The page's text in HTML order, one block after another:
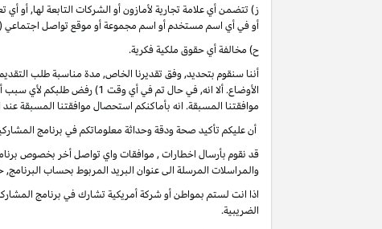
ز) تتضمن أي علامة تجارية لأمازون أو الشركات التابعة لها,
أو في أي اسم مستخدم أو اسم مجموعة أو موقع تواصل اجتماعي
ح) مخالفة أي حقوق ملكية فكرية.
أننا سنقوم بتحديد, وفق تقديرنا الخاص, مدة مناسبة طلب
موافقتنا المسبقة. انه بأماكنكم استحصال موافقتنا المسبقة
أن عليكم تأكيد صحة ودقة وحداثة معلوماتكم في برنامج
قد نقوم بأرسال اخطارات , موافقات واي تواصل أخر بخصوص
والمراسلات المرسلة الى عنوان البريد المربوط بحساب
اذا انت لستم بمواطن أو شركة أمريكية تشارك في برنامج
الضريبية.